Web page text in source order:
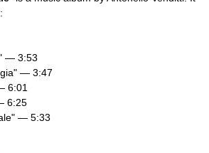
— 3:53
— 3:47
6:01
6:25
— 5:33